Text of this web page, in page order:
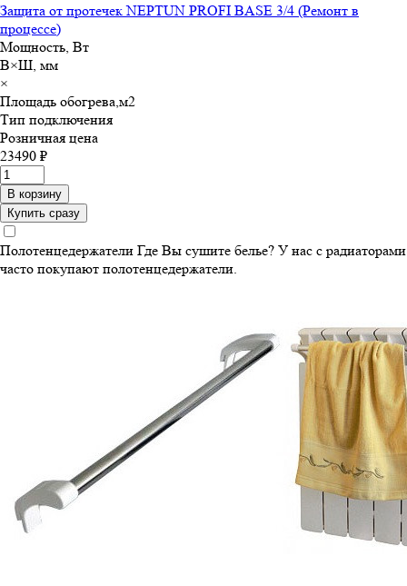
Защита от протечек NEPTUN PROFI BASE 3/4 (Ремонт в
процессе)
Мощность, Вт
В×Ш, мм
×
Площадь обогрева,м2
Тип подключения
Розничная цена
23490 ₽
В корзину
Купить сразу
Полотенцедержатели Где Вы сушите белье? У нас с радиаторами
часто покупают полотенцедержатели.